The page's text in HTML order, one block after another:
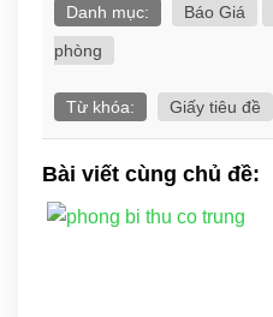
Danh mục: Báo Giá
phòng
Từ khóa: Giấy tiêu đề
Bài viết cùng chủ đề: